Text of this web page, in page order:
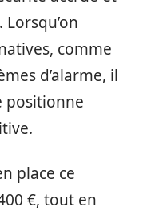
comme
d’alarme, il
positionne
place ce
€, tout en